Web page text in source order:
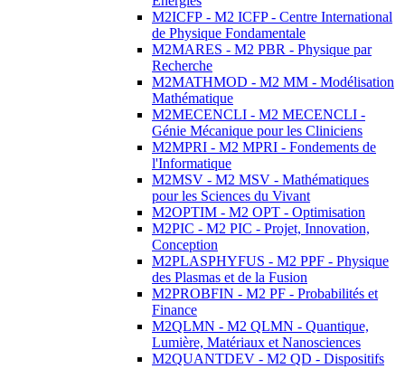
M2ICFP - M2 ICFP - Centre International
de Physique Fondamentale
M2MARES - M2 PBR - Physique par
Recherche
M2MATHMOD - M2 MM - Modélisation
Mathématique
M2MECENCLI - M2 MECENCLI -
Génie Mécanique pour les Cliniciens
M2MPRI - M2 MPRI - Fondements de
l'Informatique
M2MSV - M2 MSV - Mathématiques
pour les Sciences du Vivant
M2OPTIM - M2 OPT - Optimisation
M2PIC - M2 PIC - Projet, Innovation,
Conception
M2PLASPHYFUS - M2 PPF - Physique
des Plasmas et de la Fusion
M2PROBFIN - M2 PF - Probabilités et
Finance
M2QLMN - M2 QLMN - Quantique,
Lumière, Matériaux et Nanosciences
M2QUANTDEV - M2 QD - Dispositifs